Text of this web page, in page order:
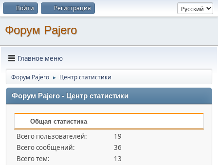
Войти Регистрация
Форум Pajero
Главное меню
Форум Pajero ► Центр статистики
Форум Pajero - Центр статистики
Общая статистика
Всего пользователей:
19
Всего сообщений:
36
Всего тем:
13